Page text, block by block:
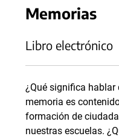
Memorias
Libro electrónico
¿Qué significa hablar
memoria es
formación de
nuestras escuelas.